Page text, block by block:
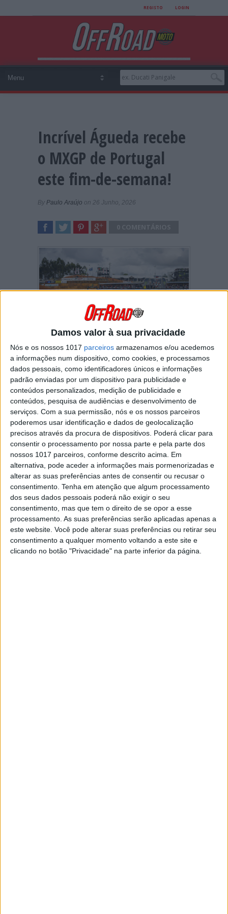
Damos valor à sua privacidade
Nós e os nossos 1017 parceiros armazenamos e/ou acedemos
a informações num dispositivo, como cookies, e processamos
dados pessoais, como identificadores únicos e informações
padrão enviadas por um dispositivo para publicidade e
conteúdos personalizados, medição de publicidade e
conteúdos, pesquisa de audiências e desenvolvimento de
serviços. Com a sua permissão, nós e os nossos parceiros
poderemos usar identificação e dados de geolocalização
precisos através da procura de dispositivos. Poderá clicar para
consentir o processamento por nossa parte e pela parte dos
nossos 1017 parceiros, conforme descrito acima. Em
alternativa, pode aceder a informações mais pormenorizadas e
alterar as suas preferências antes de consentir ou recusar o
consentimento. Tenha em atenção que algum processamento
dos seus dados pessoais poderá não exigir o seu
consentimento, mas que tem o direito de se opor a esse
processamento. As suas preferências serão aplicadas apenas a
este website. Você pode alterar suas preferências ou retirar seu
consentimento a qualquer momento voltando a este site e
clicando no botão "Privacidade" na parte inferior da página.
REGISTO LOGIN
Incrível Águeda recebe
o MXGP de Portugal
este fim-de-semana!
By Paulo Araújo on 26 Junho, 2026
Clássica do MX Mundial visita o Casarão
mais uma vez
Diretamente de um dos GP europeus mais
quentes dos últimos tempos, o Campeonato do
Mundo de Motocross segue para oeste, rumo
à costa atlântica, para o MXGP de Portugal no
Crossdromo Internacional de Águeda, um
pouco mais tarde no calendário do que nos
anos anteriores, talvez na esperança de evitar
o tempo extremamente chuvoso que temos
vivido nas duas últimas edições deste evento…
mas em 2026, mais provável ser uma vaga de
calor!